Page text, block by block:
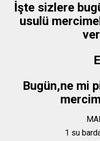
İşte sizlere
usulü
Bugün,ne mi
1 su